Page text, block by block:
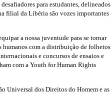
para estudantes, delineados
filial da Libéria são vozes importantes
a nossa juventude para se tornar
humanos com a distribuição de folhetos
e concursos de ensaios e
com a Youth for Human Rights
Universal dos Direitos do Homem e as